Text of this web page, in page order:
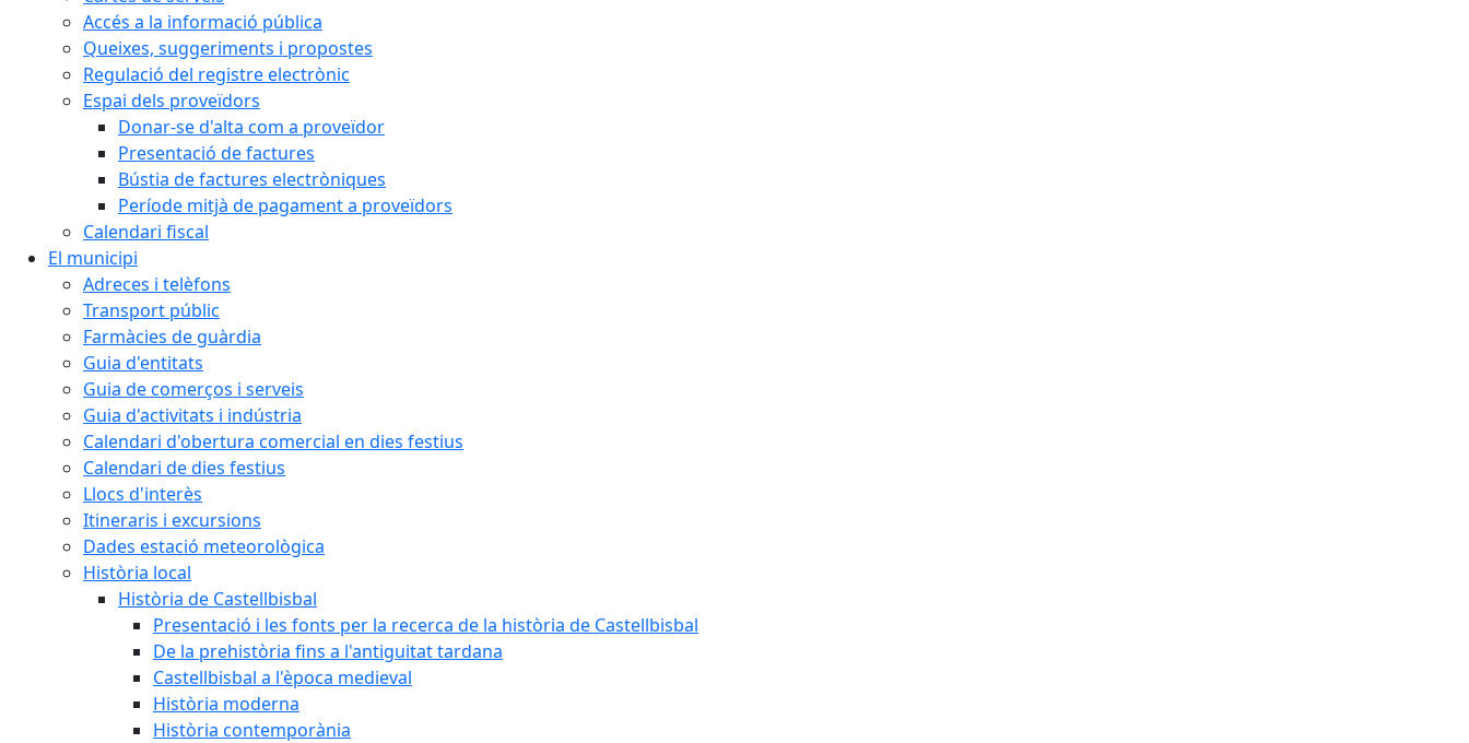
Accés a la informació pública
Queixes, suggeriments i propostes
Regulació del registre electrònic
Espai dels proveïdors
Donar-se d'alta com a proveïdor
Presentació de factures
Bústia de factures electròniques
Període mitjà de pagament a proveïdors
Calendari fiscal
El municipi
Adreces i telèfons
Transport públic
Farmàcies de guàrdia
Guia d'entitats
Guia de comerços i serveis
Guia d'activitats i indústria
Calendari d'obertura comercial en dies festius
Calendari de dies festius
Llocs d'interès
Itineraris i excursions
Dades estació meteorològica
Història local
Història de Castellbisbal
Presentació i les fonts per la recerca de la història de Castellbisbal
De la prehistòria fins a l'antiguitat tardana
Castellbisbal a l'època medieval
Història moderna
Història contemporània